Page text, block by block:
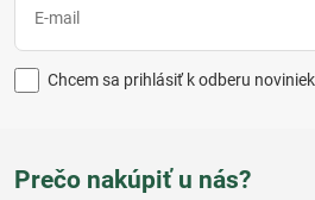
Chcem sa prihlásiť k odberu
Prečo nakúpiť u nás?